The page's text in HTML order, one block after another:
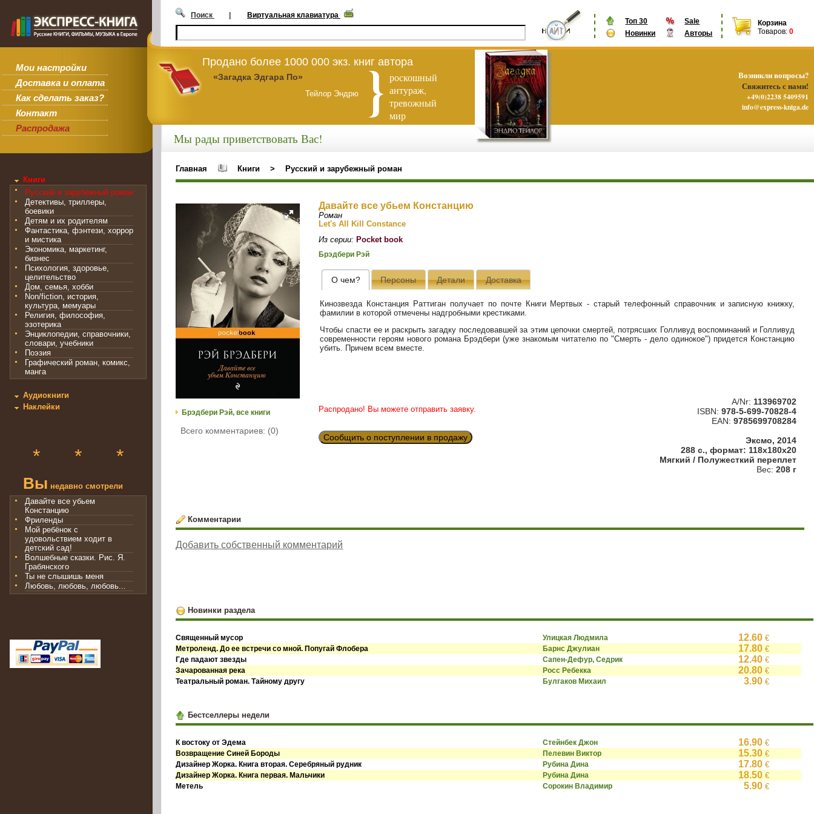
Мои настройки
Доставка и оплата
Как сделать заказ?
Контакт
Распродажа
Топ 30
Sale
Новинки
Авторы
Корзина
Товаров: 0
Поиск | Виртуальная клавиатура
Продано более 1000 000 экз. книг автора
«Загадка Эдгара По»
Тейлор Эндрю
роскошный
антураж,
тревожный
мир
Книги
Русский и зарубежный роман
Детективы, триллеры,
боевики
Детям и их родителям
Фантастика, фэнтези, хоррор
и мистика
Экономика, маркетинг,
бизнес
Психология, здоровье,
целительство
Дом, семья, хобби
Non/fiction, история,
культура, мемуары
Религия, философия,
эзотерика
Энциклопедии, справочники,
словари, учебники
Поэзия
Графический роман, комикс,
манга
Аудиокниги
Наклейки
* * *
Вы недавно смотрели
Давайте все убьем
Констанцию
Фриленды
Мой ребёнок с
удовольствием ходит в
детский сад!
Волшебные сказки. Рис. Я.
Грабянского
Ты не слышишь меня
Любовь, любовь, любовь...
Мы рады приветствовать Вас!
Главная Книги > Русский и зарубежный роман
Брэдбери Рэй, все книги
Всего комментариев: (0)
Давайте все убьем Констанцию
Роман
Let's All Kill Constance
Из серии: Pocket book
Брэдбери Рэй
О чем? Персоны Детали Доставка
Кинозвезда Констанция Раттиган получает по почте Книги Мертвых - старый телефонный справочник и записную книжку,
фамилии в которой отмечены надгробными крестиками.
Чтобы спасти ее и раскрыть загадку последовавшей за этим цепочки смертей, потрясших Голливуд воспоминаний и Голливуд
современности героям нового романа Брэдбери (уже знакомым читателю по "Смерть - дело одинокое") придется Констанцию
убить. Причем всем вместе.
Распродано! Вы можете отправить заявку.
Сообщить о поступлении в продажу
A/Nr: 113969702
ISBN: 978-5-699-70828-4
EAN: 9785699708284
Эксмо, 2014
288 с., формат: 118x180x20
Мягкий / Полужесткий переплет
Вес: 208 г
Комментарии
Добавить собственный комментарий
Новинки раздела
Священный мусор Улицкая Людмила 12.60€
Метроленд. До ее встречи со мной. Попугай Флобера Барнс Джулиан 17.80€
Где падают звезды Сапен-Дефур, Седрик 12.40€
Зачарованная река Росс Ребекка 20.80€
Театральный роман. Тайному другу Булгаков Михаил 3.90€
Бестселлеры недели
К востоку от Эдема Стейнбек Джон 16.90€
Возвращение Синей Бороды Пелевин Виктор 15.30€
Дизайнер Жорка. Книга вторая. Серебряный рудник Рубина Дина 17.80€
Дизайнер Жорка. Книга первая. Мальчики Рубина Дина 18.50€
Метель Сорокин Владимир 5.90€
Возникли вопросы?
Свяжитесь с нами!
+49(0)2238 5409591
info@express-kniga.de